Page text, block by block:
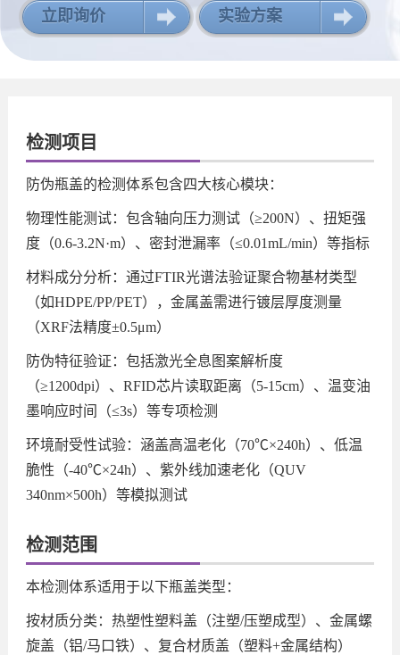
立即询价 实验方案
检测项目
防伪瓶盖的检测体系包含四大核心模块：
物理性能测试：包含轴向压力测试（≥200N）、扭矩强
度（0.6-3.2N·m）、密封泄漏率（≤0.01mL/min）等指标
材料成分分析：通过FTIR光谱法验证聚合物基材类型
（如HDPE/PP/PET），金属盖需进行镀层厚度测量
（XRF法精度±0.5μm）
防伪特征验证：包括激光全息图案解析度
（≥1200dpi）、RFID芯片读取距离（5-15cm）、温变油
墨响应时间（≤3s）等专项检测
环境耐受性试验：涵盖高温老化（70℃×240h）、低温
脆性（-40℃×24h）、紫外线加速老化（QUV
340nm×500h）等模拟测试
检测范围
本检测体系适用于以下瓶盖类型：
按材质分类：热塑性塑料盖（注塑/压塑成型）、金属螺
旋盖（铝/马口铁）、复合材质盖（塑料+金属结构）